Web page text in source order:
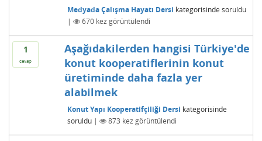
Medyada Çalışma Hayatı Dersi kategorisinde soruldu
|
670kez görüntülendi
1
cevap
Aşağıdakilerden hangisi Türkiye'de
konut kooperatiflerinin konut
üretiminde daha fazla yer
alabilmek
Konut Yapı Kooperatifçiliği Dersi kategorisinde
soruldu | 873 kez görüntülendi